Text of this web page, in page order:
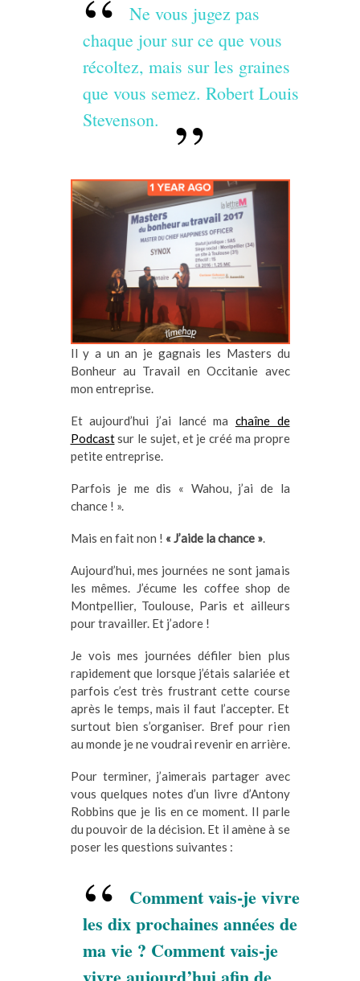
Ne vous jugez pas
chaque jour sur ce que vous
récoltez, mais sur les graines
que vous semez. Robert Louis
Stevenson.
Il y a un an je gagnais les Masters du
Bonheur au Travail en Occitanie avec
mon entreprise.
Et aujourd’hui j’ai lancé ma chaîne de
Podcastsur le sujet, et je créé ma propre
petite entreprise.
Parfois je me dis « Wahou, j’ai de la
chance ! ».
Mais en fait non ! « J’aide la chance ».
Aujourd’hui, mes journées ne sont jamais
les mêmes. J’écume les coffee shop de
Montpellier, Toulouse, Paris et ailleurs
pour travailler. Et j’adore !
Je vois mes journées défiler bien plus
rapidement que lorsque j’étais salariée et
parfois c’est très frustrant cette course
après le temps, mais il faut l’accepter. Et
surtout bien s’organiser. Bref pour rien
au monde je ne voudrai revenir en arrière.
Pour terminer, j’aimerais partager avec
vous quelques notes d’un livre d’Antony
Robbins que je lis en ce moment. Il parle
du pouvoir de la décision. Et il amène à se
poser les questions suivantes :
Comment vais-je vivre
les dix prochaines années de
ma vie ? Comment vais-je